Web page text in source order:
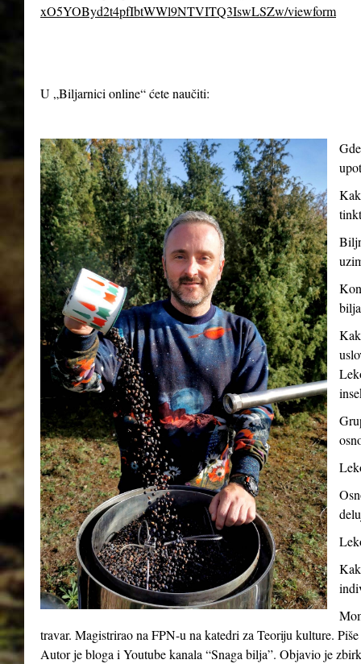
xO5YOByd2t4pfIbtWWl9NTVITQ3IswLSZw/viewform
U „Biljarnici online“ ćete naučiti:
travar. Magistrirao na FPN-u na katedri za Teoriju kulture.
Autor je bloga i Youtube kanala “Snaga bilja”. Objavio je